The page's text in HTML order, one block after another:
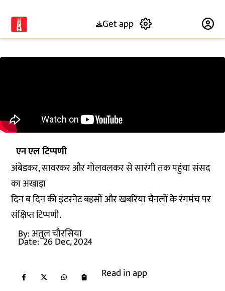
Get app
एन एल टिप्पणी
अंबेडकर, सावरकर और गोलवलकर से सारंगी तक पहुंचा संसद
का अखाड़ा
दिन ब दिन की इंटरनेट बहसों और खबरिया चैनलों के रंगमंच पर
संक्षिप्त टिप्पणी.
By:अतुल चौरसिया
Date: 26 Dec, 2024
Read in app